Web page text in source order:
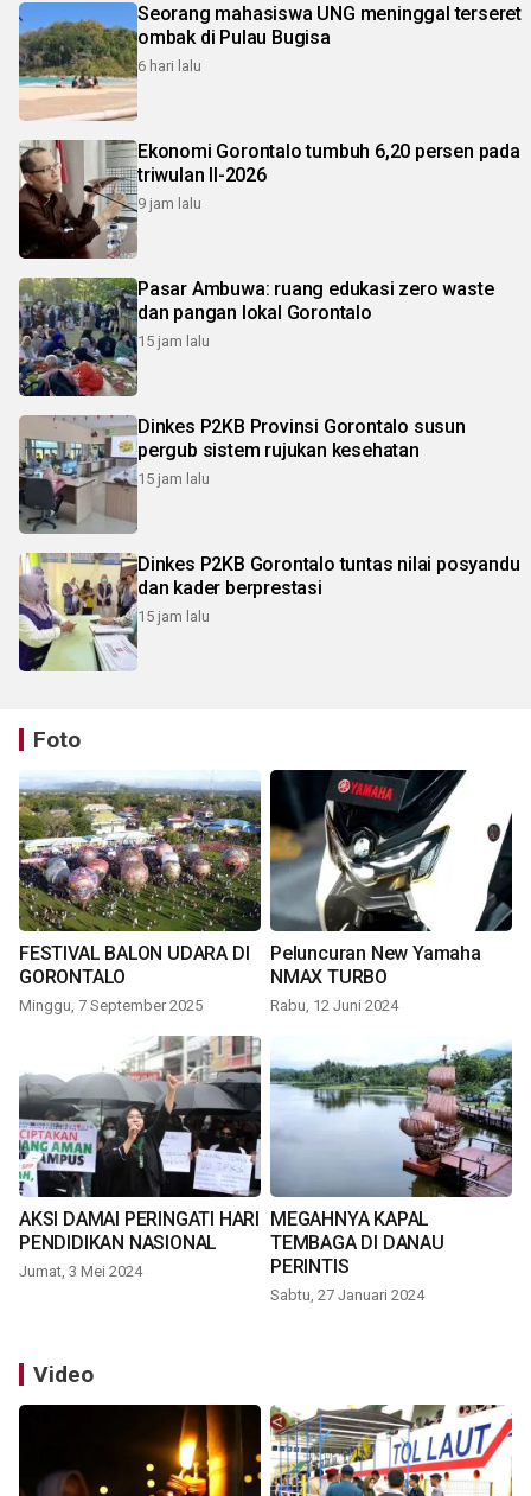
Seorang mahasiswa UNG meninggal terseret
ombak di Pulau Bugisa
6 hari lalu
Ekonomi Gorontalo tumbuh 6,20 persen pada
triwulan II-2026
9 jam lalu
Pasar Ambuwa: ruang edukasi zero waste
dan pangan lokal Gorontalo
15 jam lalu
Dinkes P2KB Provinsi Gorontalo susun
pergub sistem rujukan kesehatan
15 jam lalu
Dinkes P2KB Gorontalo tuntas nilai posyandu
dan kader berprestasi
15 jam lalu
Foto
FESTIVAL BALON UDARA DI
GORONTALO
Minggu, 7 September 2025
Peluncuran New Yamaha
NMAX TURBO
Rabu, 12 Juni 2024
AKSI DAMAI PERINGATI HARI
PENDIDIKAN NASIONAL
Jumat, 3 Mei 2024
MEGAHNYA KAPAL
TEMBAGA DI DANAU
PERINTIS
Sabtu, 27 Januari 2024
Video